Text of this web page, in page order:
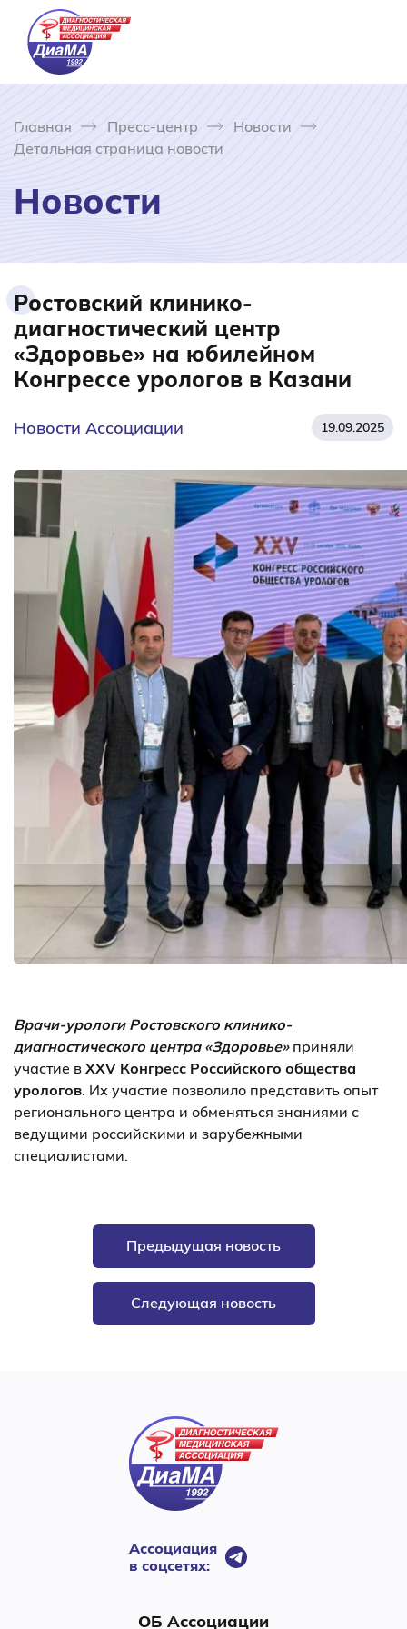
Главная Пресс-центр
Новости
Детальная страница новости
Новости
Ростовский клинико-
диагностический центр
«Здоровье» на юбилейном
Конгрессе урологов в Казани
Новости Ассоциации 19.09.2025
Врачи-урологи Ростовского клинико-
диагностического центра «Здоровье»приняли
участие в XXV Конгресс Российского общества
урологов. Их участие позволило представить опыт
регионального центра и обменяться знаниями с
ведущими российскими и зарубежными
специалистами.
Предыдущая новость
Следующая новость
Ассоциация
в соцсетях:
ОБ Ассоциации